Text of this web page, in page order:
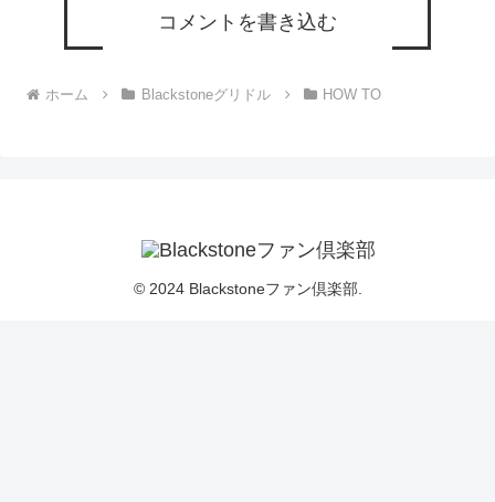
コメントを書き込む
ホーム Blackstoneグリドル HOW TO
© 2024 Blackstoneファン倶楽部.